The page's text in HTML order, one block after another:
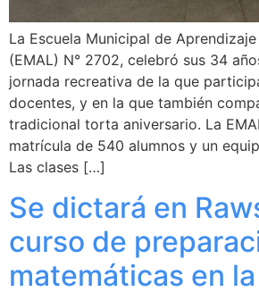
La Escuela Municipal de
(EMAL) N° 2702, celebró sus 34
jornada recreativa de la que
docentes, y en la que también
tradicional torta aniversario. La
matrícula de 540 alumnos y un
Las clases […]
Se dictará en
curso de
matemáticas en